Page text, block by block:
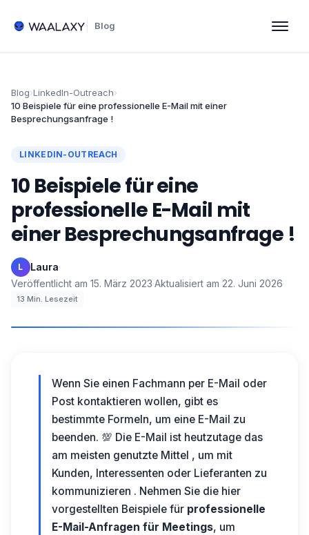
Blog
Blog›LinkedIn-Outreach›
10 Beispiele für eine professionelle E-Mail mit einer
Besprechungsanfrage !
LINKEDIN-OUTREACH
10 Beispiele für eine
professionelle E-Mail mit
einer Besprechungsanfrage !
L Laura·
Veröffentlicht am 15. März 2023·Aktualisiert am 22. Juni 2026·
13 Min. Lesezeit
Wenn Sie einen Fachmann per E-Mail oder
Post kontaktieren wollen, gibt es
bestimmte Formeln, um eine E-Mail zu
beenden. 💯 Die E-Mail ist heutzutage das
am meisten genutzte Mittel , um mit
Kunden, Interessenten oder Lieferanten zu
kommunizieren . Nehmen Sie die hier
vorgestellten Beispiele für professionelle
E-Mail-Anfragen für Meetings, um